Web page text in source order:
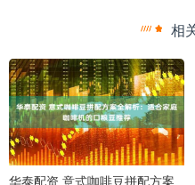
相
华泰配资 意式咖啡豆拼配方案